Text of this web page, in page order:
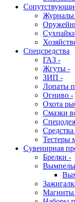
Журналы
Спецсредства
ГАЗ -
Жгуты -
ЗИП -
Лопаты
Огниво -
Охота
Смазки
Тестеры
Сувенирная
Брелки -
Вымпелы
Магниты